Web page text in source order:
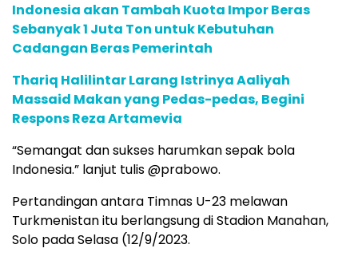
Indonesia akan Tambah Kuota Impor Beras
Sebanyak 1 Juta Ton untuk Kebutuhan
Cadangan Beras Pemerintah
Thariq Halilintar Larang Istrinya Aaliyah
Massaid Makan yang Pedas-pedas, Begini
Respons Reza Artamevia
“Semangat dan sukses harumkan sepak bola
Indonesia.” lanjut tulis @prabowo.
Pertandingan antara Timnas U-23 melawan
Turkmenistan itu berlangsung di Stadion Manahan,
Solo pada Selasa (12/9/2023.